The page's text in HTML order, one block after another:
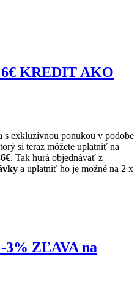
KREDIT AKO
s exkluzívnou ponukou v podobe
si teraz môžete uplatniť na
. Tak hurá objednávať z
a uplatniť ho je možné na 2 x
ZĽAVA na